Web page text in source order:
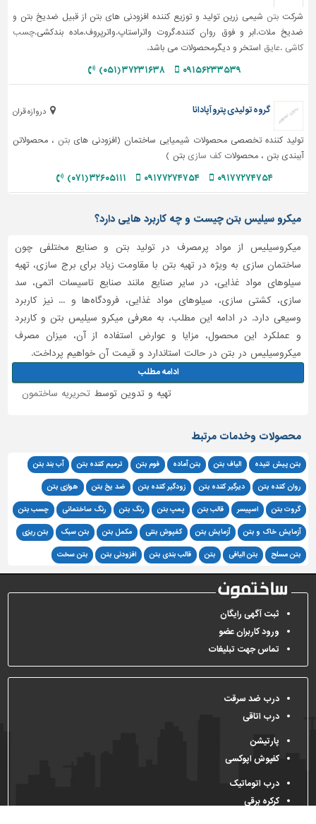
سایر
شرکتبتن شیمی زرین تولید و توزیع کننده افزودنی های بتن از قبیل ضدیخ بتن و
ضدیخ ملات.ابر و فوق روان کننده.گروت واتراستاپ.واترپروف.ماده بندکشی.چسب
کاشی .عایق استخر و دیگرمحصولات می باشد.
۰۹۱۵۶۲۳۳۵۳۹ ۳۷۲۳۱۶۳۸ (۰۵۱)
دروازه قران گروه تولیدی پترو آپادانا
تولید کننده تخصصی محصولات شیمیایی ساختمان (افزودنی های بتن ، محصولاتن
آببندی بتن ، محصولاتکف سازی بتن )
۰۹۱۷۷۲۷۴۷۵۴ ۰۹۱۷۷۲۷۴۷۵۴ ۳۲۶۰۵۱۱۱ (۰۷۱)
میکرو سیلیس بتن چیست و چه کاربرد هایی دارد؟
میکروسیلیس از مواد پرمصرف در تولید بتن و صنایع مختلفی چون
ساختمان سازی به ویژه در تهیه بتن با مقاومت زیاد برای برج سازی، تهیه
سیلوهای مواد غذایی، در سایر صنایع مانند صنایع تاسیسات اتمی، سد
سازی، کشتی سازی، سیلوهای مواد غذایی، فرودگاه‌ها و ... نیز کاربرد
وسیعی دارد. در ادامه این مطلب، به معرفی میکرو سیلیس بتن و کاربرد
و عملکرد این محصول، مزایا و عوارض استفاده از آن، میزان مصرف
میکروسیلیس در بتن در حالت استاندارد و قیمت آن خواهیم پرداخت.
ادامه مطلب
تهیه و تدوین توسط تحریریه ساختمون
محصولات وخدمات مرتبط
بتن پیش تنیده الیاف بتن بتن آماده فوم بتن ترمیم کننده بتن آب بند بتن
روان کننده بتن دیرگیر کننده بتن زودگیر کننده بتن ضد یخ بتن هوازی بتن
گروت بتن اسپیسر قالب بتن پمپ بتن رنگ بتن رنگ ساختمانی چسب بتن
آزمایش خاک و بتن آزمایش بتن کفپوش بتنی مکمل بتن بتن سبک بتن ریزی
بتن مسلح بتن الیافی بتن قالب بندی بتن افزودنی بتن بتن سخت
ثبت آگهی رایگان
ورود کاربران عضو
تماس جهت تبلیغات
درب ضد سرقت
درب اتاقی
پارتیشن
کفپوش اپوکسی
درب اتوماتیک
کرکره برقی